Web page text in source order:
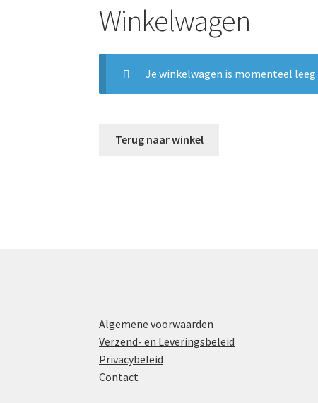
Winkelwagen
Je winkelwagen is momenteel leeg.
Terug naar winkel
Algemene voorwaarden
Verzend- en Leveringsbeleid
Privacybeleid
Contact